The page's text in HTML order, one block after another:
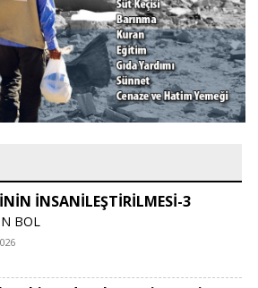
İNSANİLEŞTİRİLMESİ-3
BOL